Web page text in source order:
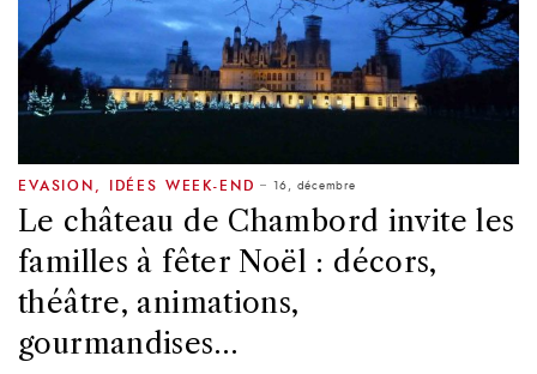
EVASION IDÉES WEEK-END 16, décembre
Le château de Chambord invite les
familles à fêter Noël : décors,
théâtre, animations,
gourmandises…